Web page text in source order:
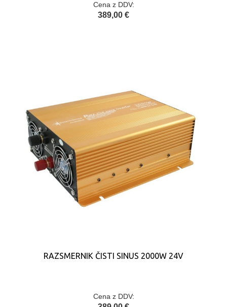
Cena z DDV:
389,00 €
RAZSMERNIK ČISTI SINUS 2000W 24V
Cena z DDV: